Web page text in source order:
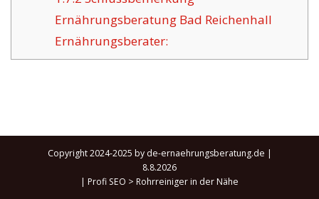
Ernährungsberatung Bad Reichenhall
Ernährungsberater:
Copyright 2024-2025 by de-ernaehrungsberatung.de |
8.8.2026
| Profi SEO > Rohrreiniger in der Nähe